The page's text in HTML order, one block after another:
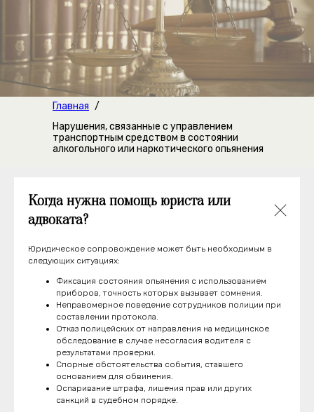
Нарушения, связанные с управлением
транспортным средством в состоянии
алкогольного или наркотического опьянения
Главная /
Когда нужна помощь юриста или
адвоката?
Юридическое сопровождение может быть необходимым в
следующих ситуациях:
Фиксация состояния опьянения с использованием
приборов, точность которых вызывает сомнения.
Неправомерное поведение сотрудников полиции при
составлении протокола.
Отказ полицейских от направления на медицинское
обследование в случае несогласия водителя с
результатами проверки.
Спорные обстоятельства события, ставшего
основанием для обвинения.
Оспаривание штрафа, лишения прав или других
санкций в судебном порядке.